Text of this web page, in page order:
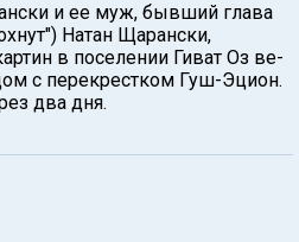
и ее муж, бывший глава
Натан Щарански,
в поселении Гиват Оз ве-
с перекрестком Гуш-Эцион.
два дня.